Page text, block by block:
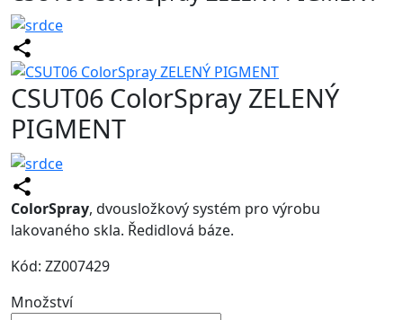
CSUT06 ColorSpray ZELENÝ
PIGMENT
ColorSpray, dvousložkový systém pro výrobu
lakovaného skla. Ředidlová báze.
Kód: ZZ007429
Množství